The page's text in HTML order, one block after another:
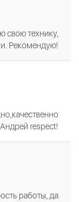
свою технику,
Рекомендую!
respect!
работы, да